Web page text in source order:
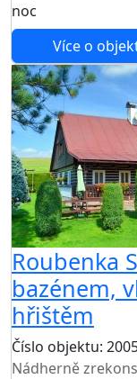
noc
Více o
Roubenka
bazénem,
hřištěm
Číslo objektu:
Nádherně